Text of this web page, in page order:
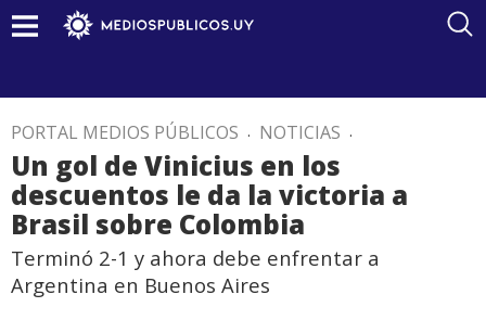
PORTAL MEDIOS PÚBLICOS . NOTICIAS .
Un gol de Vinicius en los
descuentos le da la victoria a
Brasil sobre Colombia
Terminó 2-1 y ahora debe enfrentar a
Argentina en Buenos Aires